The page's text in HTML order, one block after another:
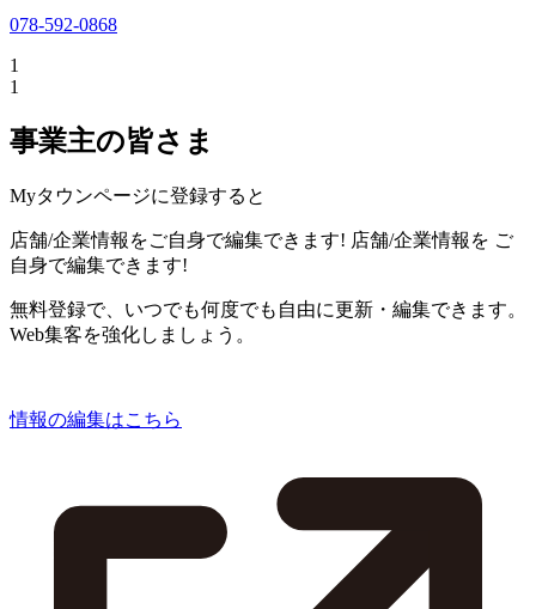
078-592-0868
1
1
事業主の皆さま
Myタウンページに登録すると
店舗/企業情報をご自身で編集できます! 店舗/企業情報を ご
自身で編集できます!
無料登録で、いつでも何度でも自由に更新・編集できます。
Web集客を強化しましょう。
情報の編集はこちら